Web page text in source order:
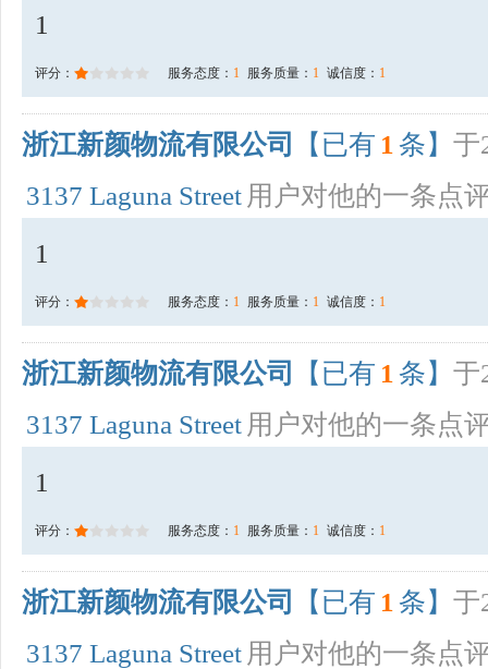
1
评分： 服务态度： 1 服务质量： 1 诚信度： 1
浙江新颜物流有限公司 【已有 1 条】 于
3137 Laguna Street 用户对他的一条点
1
评分： 服务态度： 1 服务质量： 1 诚信度： 1
浙江新颜物流有限公司 【已有 1 条】 于
3137 Laguna Street 用户对他的一条点
1
评分： 服务态度： 1 服务质量： 1 诚信度： 1
浙江新颜物流有限公司 【已有 1 条】 于
3137 Laguna Street 用户对他的一条点